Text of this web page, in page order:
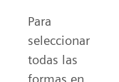
Para
seleccionar
todas las
formas en